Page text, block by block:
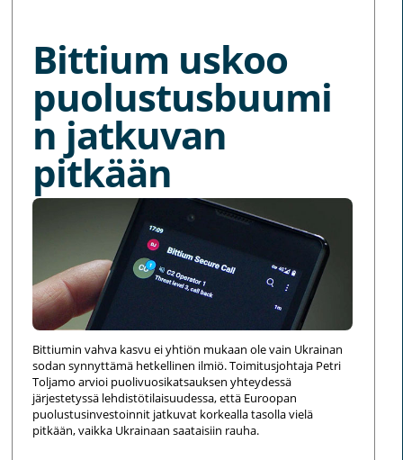
Bittium uskoo
puolustusbuumi
n jatkuvan
pitkään
Bittiumin vahva kasvu ei yhtiön mukaan ole vain Ukrainan
sodan synnyttämä hetkellinen ilmiö. Toimitusjohtaja Petri
Toljamo arvioi puolivuosikatsauksen yhteydessä
järjestetyssä lehdistötilaisuudessa, että Euroopan
puolustusinvestoinnit jatkuvat korkealla tasolla vielä
pitkään, vaikka Ukrainaan saataisiin rauha.